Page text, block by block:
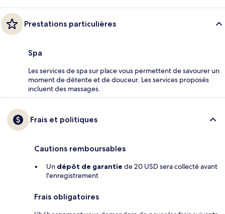
Prestations particulières
Spa
Les services de spa sur place vous permettent de savourer un
moment de détente et de douceur. Les services proposés
incluent des massages.
Frais et politiques
Cautions remboursables
Un dépôt de garantie de 20 USD sera collecté avant
l'enregistrement
Frais obligatoires